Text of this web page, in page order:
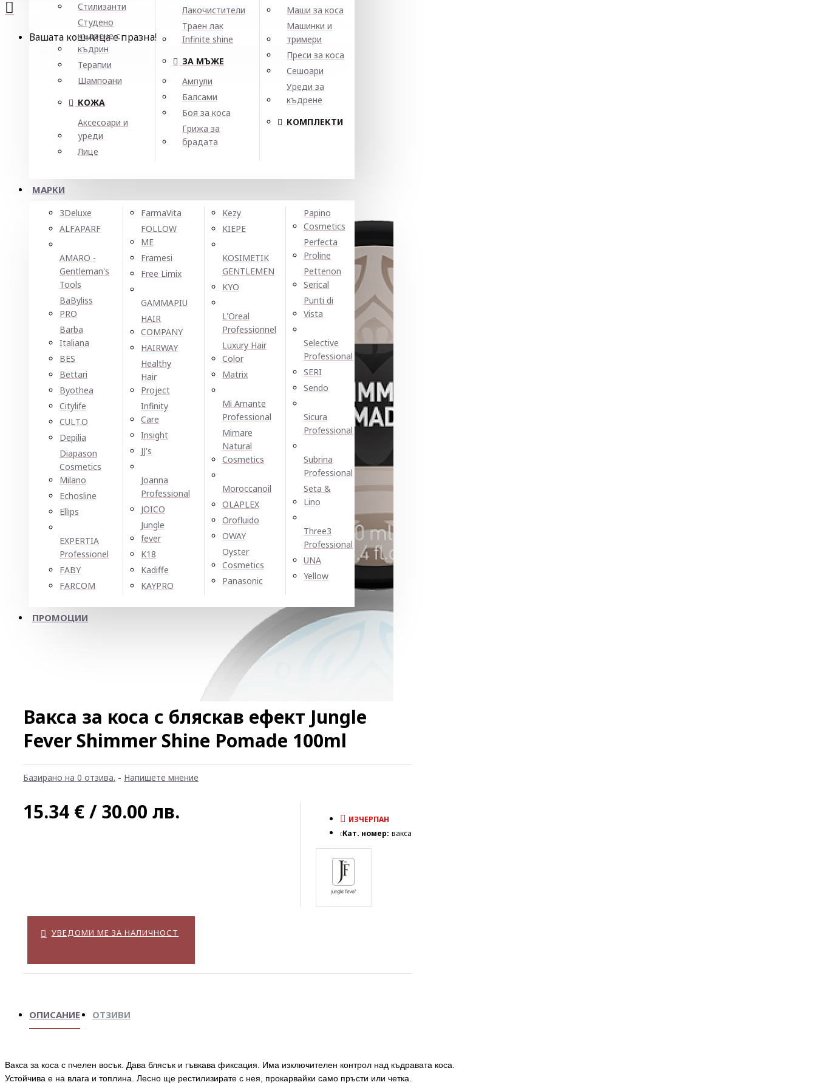
Стилизанти
Студено
къдрене с
къдрин
Терапии
Шампоани
КОЖА
Аксесоари и
уреди
Лице
Лакочистители
Траен лак
Infinite shine
ЗА МЪЖЕ
Ампули
Балсами
Боя за коса
Грижа за
брадата
Маши за коса
Машинки и
тримери
Преси за коса
Сешоари
Уреди за
къдрене
КОМПЛЕКТИ
МАРКИ
3Deluxe
ALFAPARF
AMARO -
Gentleman's
Tools
BaByliss
PRO
Barba
Italiana
BES
Bettari
Byothea
Citylife
CULT.O
Depilia
Diapason
Cosmetics
Milano
Echosline
Ellірѕ
EXPERTIA
Professionel
FABY
FARCOM
FarmaVita
FOLLOW
ME
Framesi
Free Limix
GAMMAPIU
HAIR
COMPANY
HAIRWAY
Healthy
Hair
Project
Infinity
Care
Insight
JJ's
Joanna
Professional
JOICO
Jungle
fever
K18
Kadiffe
KAYPRO
Kezy
KIEPE
KOSIMETIK
GENTLEMEN
KYO
L'Oreal
Professionnel
Luxury Hair
Color
Matrix
Mi Amante
Professional
Mimare
Natural
Cosmetics
Moroccanoil
OLAPLEX
Orofluido
OWAY
Oyster
Cosmetics
Panasonic
Papino
Cosmetics
Perfecta
Proline
Pettenon
Serical
Punti di
Vista
Selective
Professional
SERI
Sendo
Sicura
Professional
Subrina
Professional
Seta &
Lino
Three3
Professional
UNA
Yellow
ПРОМОЦИИ
Вашата кошница е празна!
Вакса за коса с бляскав ефект Jungle
Fever Shimmer Shine Pomade 100ml
Базирано на 0 отзива. - Напишете мнение
15.34 € / 30.00 лв.
ИЗЧЕРПАН
Кат. номер: вакса
УВЕДОМИ МЕ ЗА НАЛИЧНОСТ
ОПИСАНИЕ ОТЗИВИ
Вакса за коса с пчелен восък. Дава блясък и гъвкава фиксация. Има изключителен контрол над къдравата коса.
Устойчива е на влага и топлина. Лесно ще рестилизирате с нея, прокарвайки само пръсти или четка.